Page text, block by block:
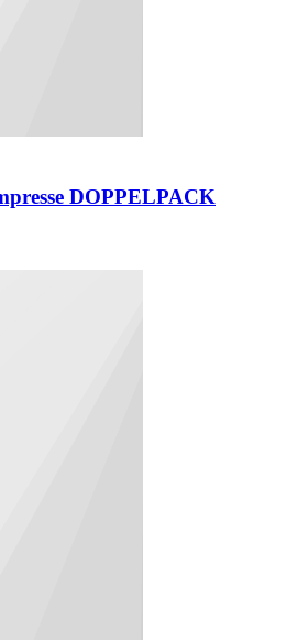
DOPPELPACK